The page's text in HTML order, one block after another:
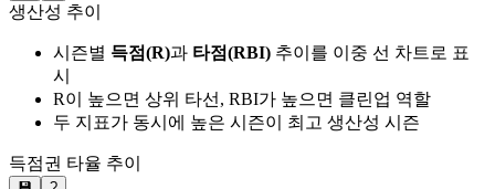
생산성 추이
시즌별 득점(R)과 타점(RBI) 추이를 이중 선 차트로 표
시
R이 높으면 상위 타선, RBI가 높으면 클린업 역할
두 지표가 동시에 높은 시즌이 최고 생산성 시즌
득점권 타율 추이